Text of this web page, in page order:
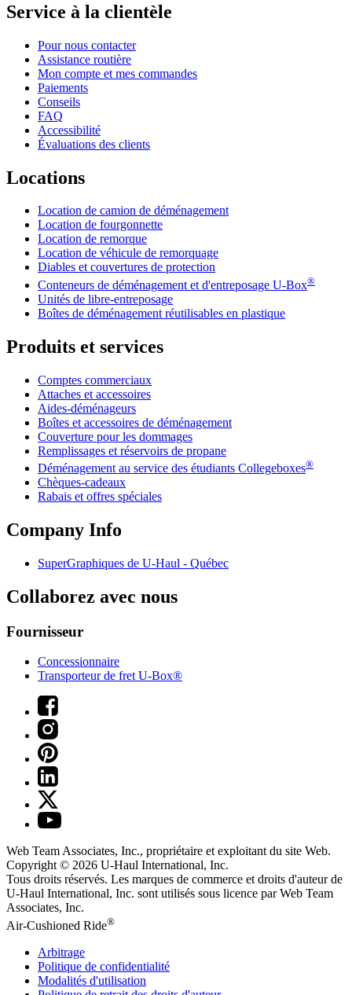
Service à la clientèle
Pour nous contacter
Assistance routière
Mon compte et mes commandes
Paiements
Conseils
FAQ
Accessibilité
Évaluations des clients
Locations
Location de camion de déménagement
Location de fourgonnette
Location de remorque
Location de véhicule de remorquage
Diables et couvertures de protection
Conteneurs de déménagement et d'entreposage U-Box®
Unités de libre-entreposage
Boîtes de déménagement réutilisables en plastique
Produits et services
Comptes commerciaux
Attaches et accessoires
Aides-déménageurs
Boîtes et accessoires de déménagement
Couverture pour les dommages
Remplissages et réservoirs de propane
Déménagement au service des étudiants Collegeboxes®
Chèques-cadeaux
Rabais et offres spéciales
Company Info
SuperGraphiques de U-Haul - Québec
Collaborez avec nous
Fournisseur
Concessionnaire
Transporteur de fret U-Box®
Web Team Associates, Inc., propriétaire et exploitant du site Web.
Copyright © 2026 U-Haul International, Inc.
Tous droits réservés. Les marques de commerce et droits d'auteur de
U-Haul International, Inc. sont utilisés sous licence par Web Team
Associates, Inc.
Air-Cushioned Ride®
Arbitrage
Politique de confidentialité
Modalités d'utilisation